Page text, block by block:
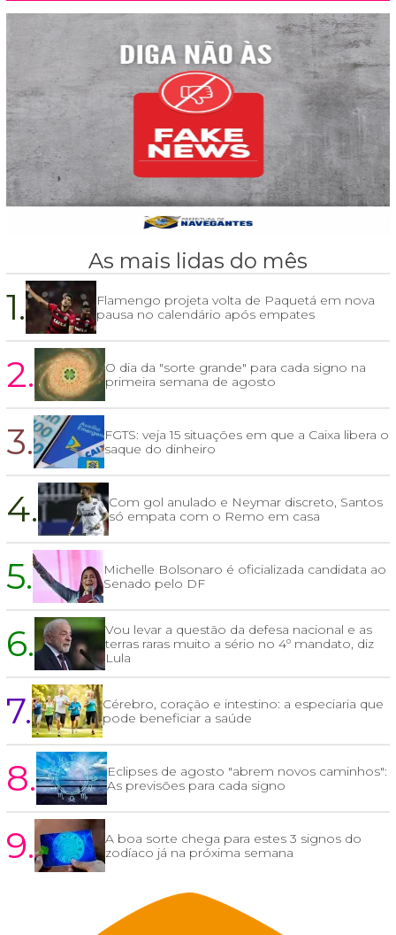
As mais lidas do mês
1.
Flamengo projeta volta de Paquetá em nova
pausa no calendário após empates
2.
O dia da "sorte grande" para cada signo na
primeira semana de agosto
3.
FGTS: veja 15 situações em que a Caixa libera o
saque do dinheiro
4.
Com gol anulado e Neymar discreto, Santos
só empata com o Remo em casa
5.
Michelle Bolsonaro é oficializada candidata ao
Senado pelo DF
6.
Vou levar a questão da defesa nacional e as
terras raras muito a sério no 4º mandato, diz
Lula
7.
Cérebro, coração e intestino: a especiaria que
pode beneficiar a saúde
8.
Eclipses de agosto "abrem novos caminhos":
As previsões para cada signo
9.
A boa sorte chega para estes 3 signos do
zodíaco já na próxima semana